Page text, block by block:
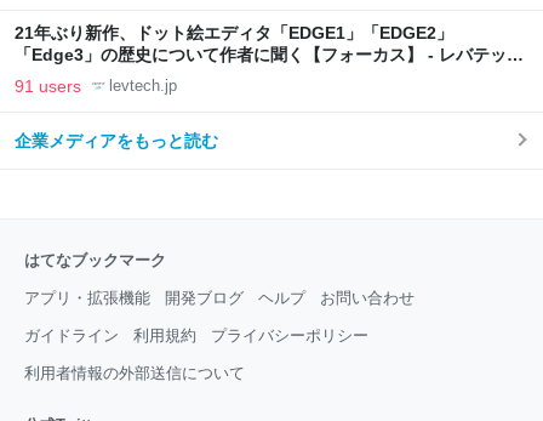
21年ぶり新作、ドット絵エディタ「EDGE1」「EDGE2」
「Edge3」の歴史について作者に聞く【フォーカス】 - レバテック
LAB
91 users levtech.jp
企業メディアをもっと読む
はてなブックマーク
アプリ・拡張機能 開発ブログ ヘルプ お問い合わせ
ガイドライン 利用規約 プライバシーポリシー
利用者情報の外部送信について